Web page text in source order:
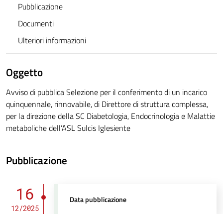
Pubblicazione
Documenti
Ulteriori informazioni
Oggetto
Avviso di pubblica Selezione per il conferimento di un incarico
quinquennale, rinnovabile, di Direttore di struttura complessa,
per la direzione della SC Diabetologia, Endocrinologia e Malattie
metaboliche dell’ASL Sulcis Iglesiente
Pubblicazione
16
12/2025
Data pubblicazione